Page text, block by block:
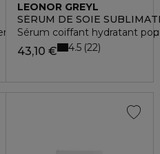
protecteur et volumateur
LEONOR GREYL
SÉRUM DE SOIE
Sérum coiffant hydratant
43,10 € 4.5 22